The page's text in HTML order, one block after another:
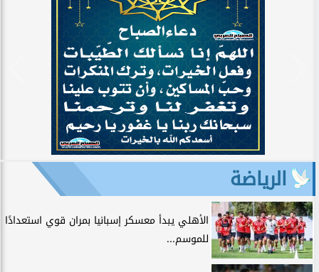
الرياضة
الأهلي يبدأ معسكر إسبانيا بمران قوي استعدادًا
للموسم...